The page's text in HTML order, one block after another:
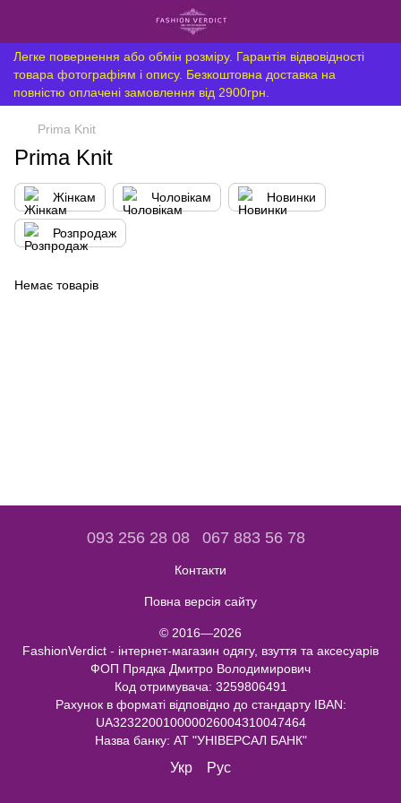
Легке повернення або обмін розміру. Гарантія відвовідності
товара фотографіям і опису. Безкоштовна доставка на
повністю оплачені замовлення від 2900грн.
Prima Knit
Prima Knit
Жінкам Чоловікам Новинки
Розпродаж
Немає товарів
093 256 28 08 067 883 56 78
Контакти
Повна версія сайту
© 2016—2026
FashionVerdict - інтернет-магазин одягу, взуття та аксесуарів
ФОП Прядка Дмитро Володимирович
Код отримувача: 3259806491
Рахунок в форматі відповідно до стандарту IBAN:
UA323220010000026004310047464
Назва банку: АТ "УНІВЕРСАЛ БАНК"
Укр Рус